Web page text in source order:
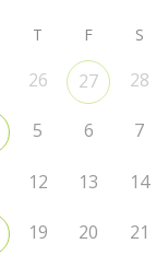
T F S
26 27 28
5 6 7
12 13 14
19 20 21